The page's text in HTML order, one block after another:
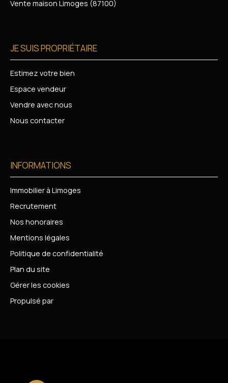
Vente maison Limoges (87100)
JE SUIS PROPRIÉTAIRE
Estimez votre bien
Espace vendeur
Vendre avec nous
Nous contacter
INFORMATIONS
Immobilier à Limoges
Recrutement
Nos honoraires
Mentions légales
Politique de confidentialité
Plan du site
Gérer les cookies
Propulsé par